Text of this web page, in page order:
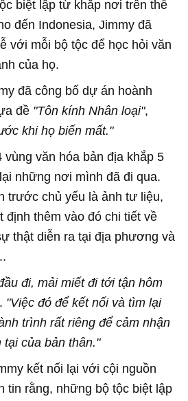
biệt lập từ khắp nơi trên thế
đến Indonesia, Jimmy đã
với mỗi bộ tộc để học hỏi văn
của họ.
đã công bố dự án hoành
đề "Tôn kính Nhân loại",
khi họ biến mất."
vùng văn hóa bản địa khắp 5
những nơi mình đã đi qua.
trước chủ yếu là ảnh tư liệu,
định thêm vào đó chi tiết về
thật diễn ra tại địa phương và
đi, mải miết đi tới tận hôm
"Việc đó để kết nối và tìm lại
trình rất riêng để cảm nhận
của bản thân."
kết nối lại với cội nguồn
tin rằng, những bộ tộc biệt lập